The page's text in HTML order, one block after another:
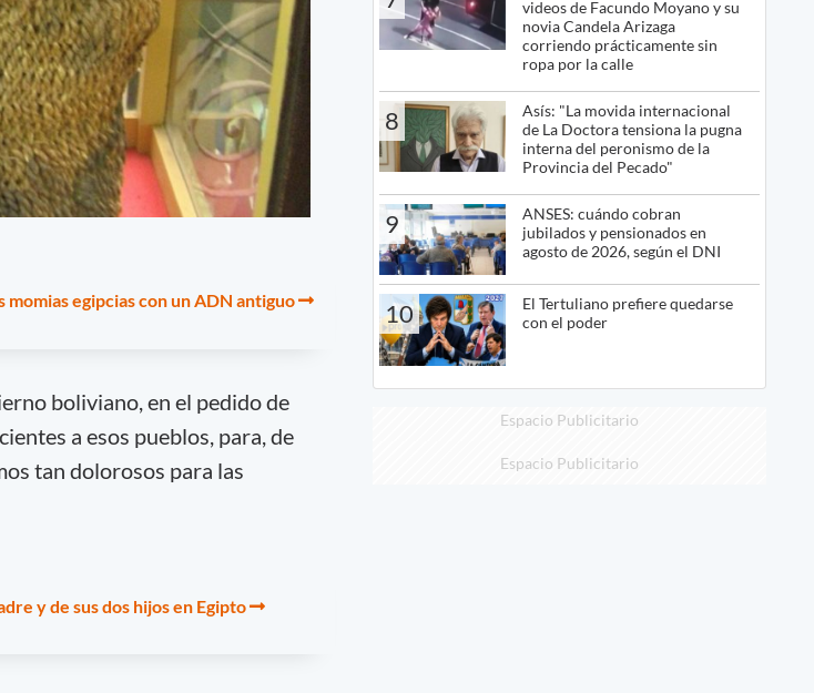
egipcias con un ADN antiguo
boliviano, en el pedido de
a esos pueblos, para, de
tan dolorosos para las
y de sus dos hijos en Egipto
videos de Facundo Moyano y su
novia Candela Arizaga
corriendo prácticamente sin
ropa por la calle
8
Asís: "La movida internacional
de La Doctora tensiona la pugna
interna del peronismo de la
Provincia del Pecado"
9
ANSES: cuándo cobran
jubilados y pensionados en
agosto de 2026, según el DNI
10
El Tertuliano prefiere quedarse
con el poder
Espacio Publicitario
Espacio Publicitario